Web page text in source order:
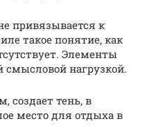
привязывается к
такое понятие, как
Элементы
смысловой нагрузкой.
создает тень, в
место для отдыха в